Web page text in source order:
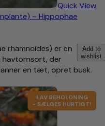
Quick View
– Hippophae
Add to
wishlist
rhamnoides) er en
der
en tæt, opret busk.
LAV BEHOLDNING
- SÆLGES HURTIGT!